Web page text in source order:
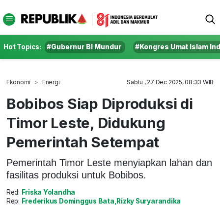
Hot Topics: #Gubernur BI Mundur #Kongres Umat Islam
Ekonomi Energi Sabtu , 27 Dec 2025, 08:33 WIB
Bobibos Siap Diproduksi di
Timor Leste, Didukung
Pemerintah Setempat
Pemerintah Timor Leste menyiapkan lahan dan
fasilitas produksi untuk Bobibos.
Red: Friska Yolandha
Rep: Frederikus Dominggus Bata,Rizky Suryarandika